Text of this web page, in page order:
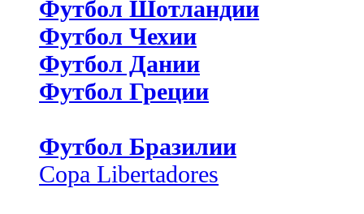
Футбол Шотландии
Футбол Чехии
Футбол Дании
Футбол Греции
Футбол Бразилии
Copa Libertadores